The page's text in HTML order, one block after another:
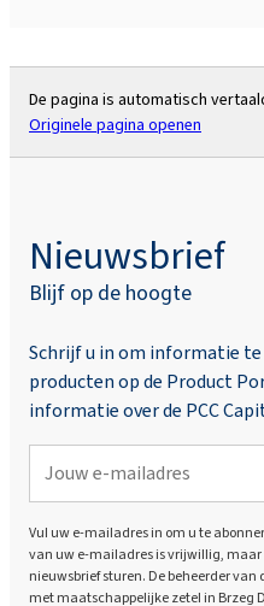
De pagina is automatisch
Originele pagina openen
Nieuwsbrief
Blijf op de hoogte
Schrijf u in om informatie
producten op de Product
informatie over de PCC
Vul uw e-mailadres in om u te
van uw e-mailadres is vrijwillig, maar
nieuwsbrief sturen. De beheerder van
met maatschappelijke zetel in Brzeg